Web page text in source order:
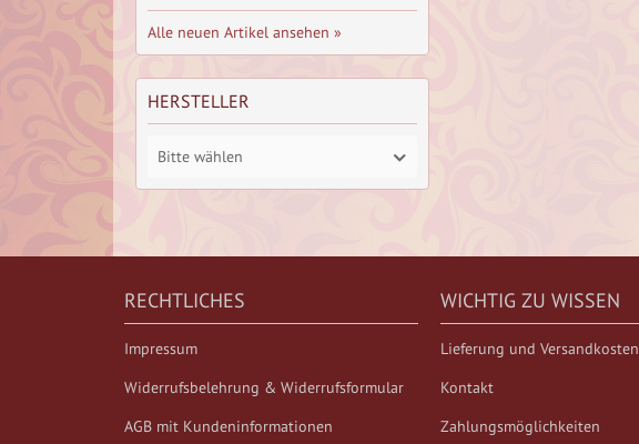
Alle neuen Artikel ansehen »
HERSTELLER
Bitte wählen
RECHTLICHES
Impressum
Widerrufsbelehrung & Widerrufsformular
AGB mit Kundeninformationen
WICHTIG ZU WISSEN
Lieferung und Versandkosten
Kontakt
Zahlungsmöglichkeiten